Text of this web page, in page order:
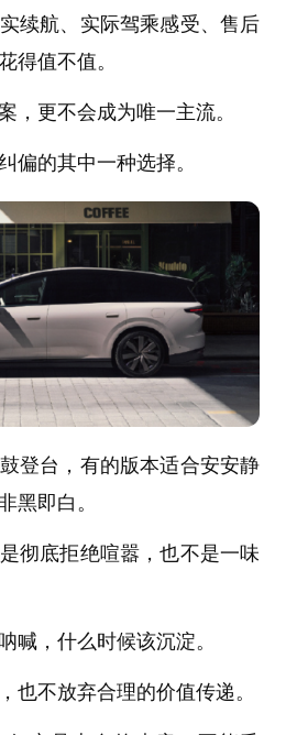
续航、实际驾乘感受、售后
得值不值。
，更不会成为唯一主流。
偏的其中一种选择。
登台，有的版本适合安安静
黑即白。
彻底拒绝喧嚣，也不是一味
喊，什么时候该沉淀。
也不放弃合理的价值传递。